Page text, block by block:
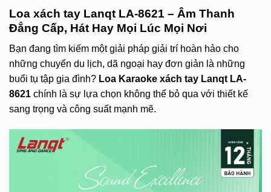
Loa xách tay Lanqt LA-8621 – Âm Thanh
Đẳng Cấp, Hát Hay Mọi Lúc Mọi Nơi
Bạn đang tìm kiếm một giải pháp giải trí hoàn hảo cho
những chuyến du lịch, dã ngoại hay đơn giản là những
buổi tụ tập gia đình? Loa Karaoke xách tay Lanqt LA-
8621 chính là sự lựa chọn không thể bỏ qua với thiết kế
sang trọng và công suất mạnh mẽ.